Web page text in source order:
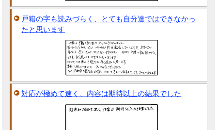
戸籍の字も読みづらく、とても自分達ではできなかっ
たと思います
対応が極めて速く、内容は期待以上の結果でした